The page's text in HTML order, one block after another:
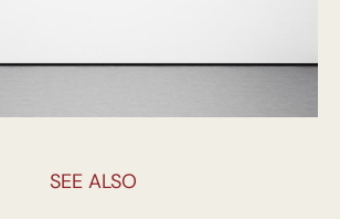
SEE ALSO